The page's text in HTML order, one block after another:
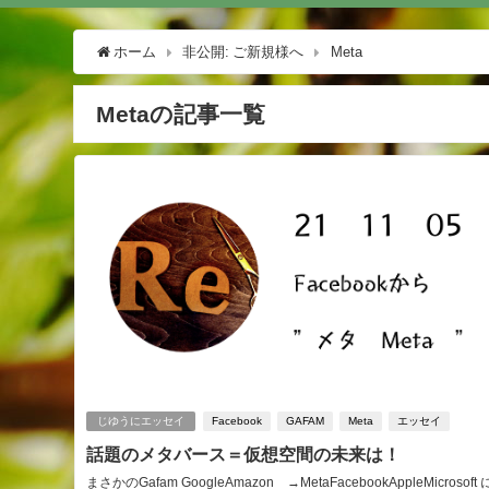
ホーム 非公開: ご新規様へ Meta
Metaの記事一覧
じゆうにエッセイ Facebook GAFAM Meta エッセイ
話題のメタバース＝仮想空間の未来は！
まさかのGafam GoogleAmazon →MetaFacebookAppleMicrosoft